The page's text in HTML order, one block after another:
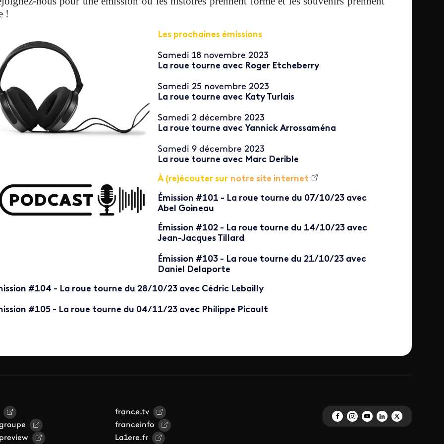
!
Les prochaines émissions
Samedi 18 novembre 2023
La roue tourne avec Roger Etcheberry
Samedi 25 novembre 2023
La roue tourne avec Katy Turlais
Samedi 2 décembre 2023
La roue tourne avec Yannick Arrossaména
Samedi 9 décembre 2023
La roue tourne avec Marc Derible
À (re)écouter sur notre site internet
Émission #101 - La roue tourne du 07/10/23 avec
Abel Goineau
Émission #102 - La roue tourne du 14/10/23 avec
Jean-Jacques Tillard
Émission #103 - La roue tourne du 21/10/23 avec
Daniel Delaporte
#104 - La roue tourne du 28/10/23 avec Cédric Lebailly
#105 - La roue tourne du 04/11/23 avec Philippe Picault
france.tv
franceinfo
La1ere.fr